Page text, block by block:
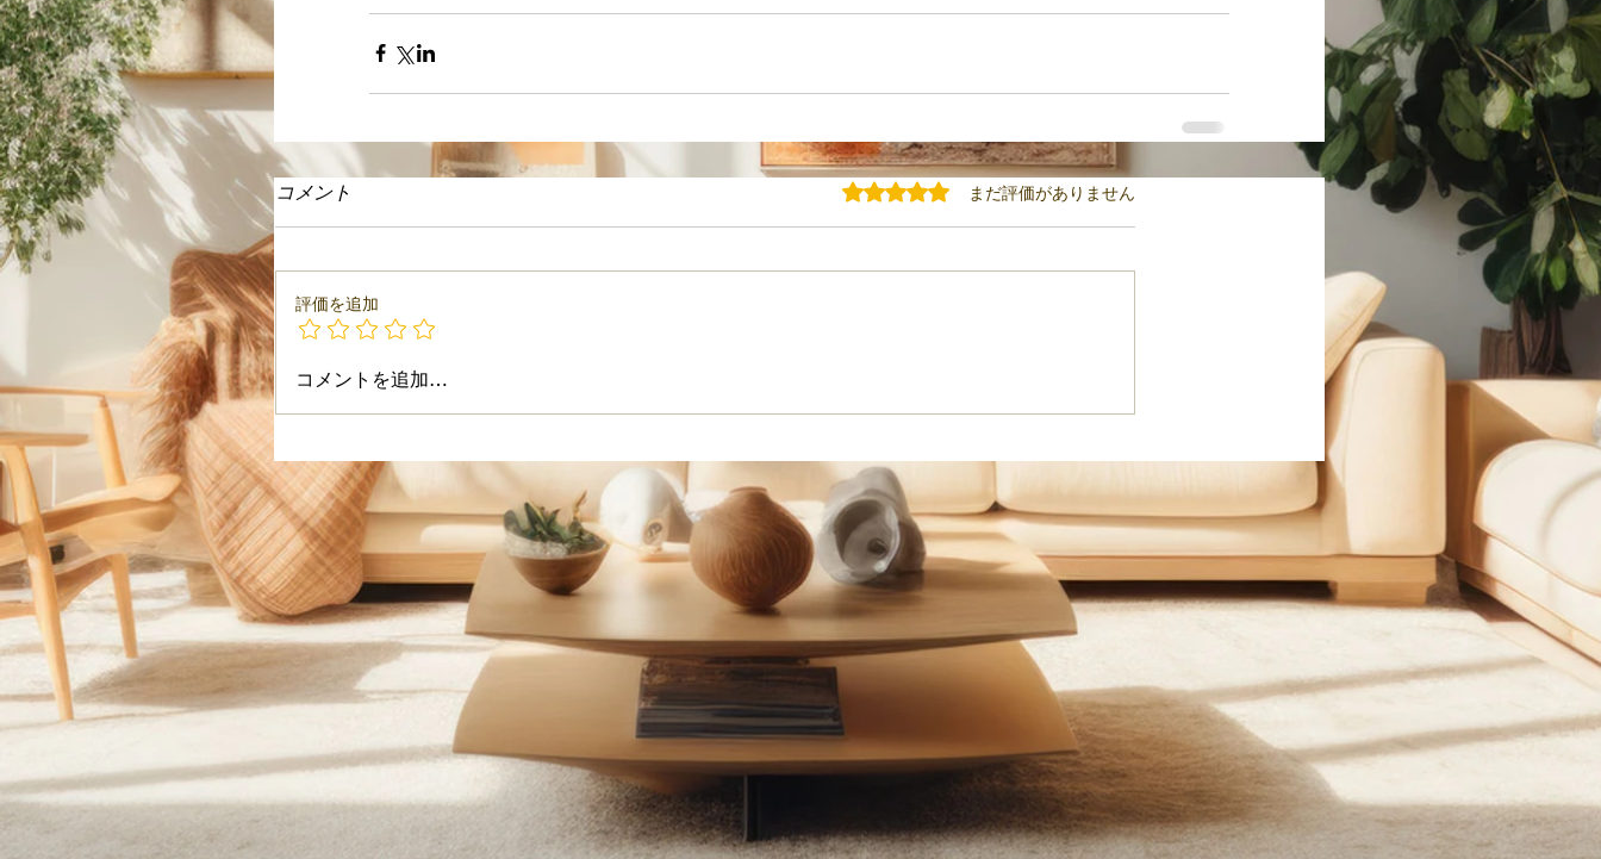
コメント 5つ星のうち0と評価されています。
まだ評価がありません
評価を追加
コメントを追加…